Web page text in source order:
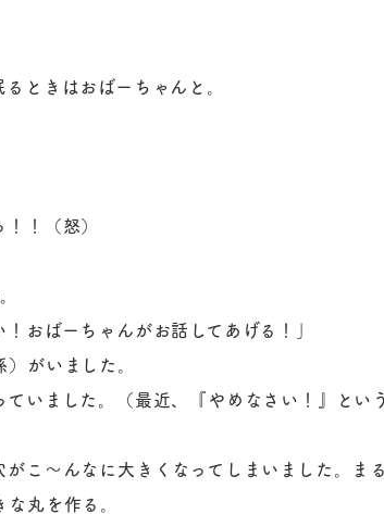
ときはおばーちゃんと。
！（怒）
おばーちゃんがお話してあげる！」
がいました。
いました。（最近、『やめなさい！』とい
こ～んなに大きくなってしまいました。まる
丸を作る。